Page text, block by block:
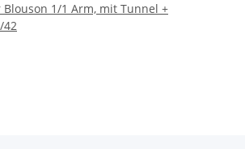
1/1 Arm, mit Tunnel +
42